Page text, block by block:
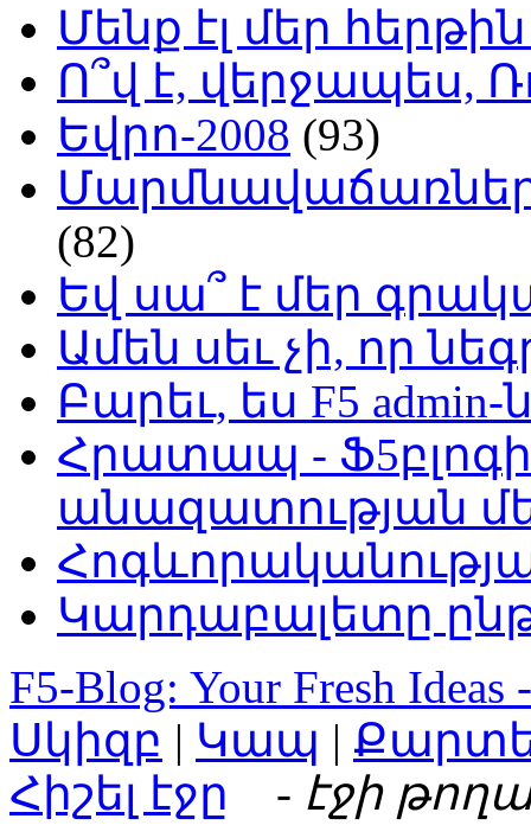
Մենք էլ մեր
Ո՞վ է, վերջապես,
Եվրո-2008 (93)
Մարմնավաճառներ
(82)
Եվ սա՞ է մեր
Ամեն սեւ չի, որ
Բարեւ, ես F5 admin-
Հրատապ -
անազատության
Կարդաբալետը
F5-Blog: Your Fresh Ideas
Սկիզբ | Կապ |
Հիշել էջը
- էջի